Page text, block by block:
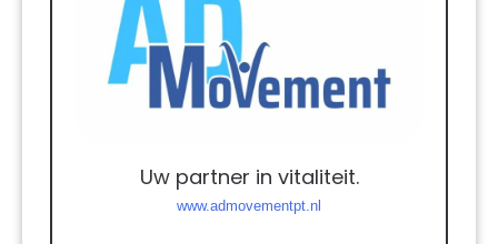
Uw partner in vitaliteit.
www.admovementpt.nl